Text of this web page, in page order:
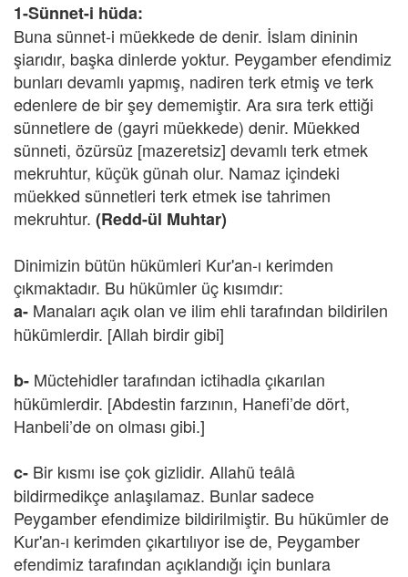
1-Sünnet-i hüda:
Buna sünnet-i müekkede de denir. İslam dininin
şiarıdır, başka dinlerde yoktur. Peygamber efendimiz
bunları devamlı yapmış, nadiren terk etmiş ve terk
edenlere de bir şey dememiştir. Ara sıra terk ettiği
sünnetlere de (gayri müekkede) denir. Müekked
sünneti, özürsüz [mazeretsiz] devamlı terk etmek
mekruhtur, küçük günah olur. Namaz içindeki
müekked sünnetleri terk etmek ise tahrimen
mekruhtur. (Redd-ül Muhtar)
Dinimizin bütün hükümleri Kur'an-ı kerimden
çıkmaktadır. Bu hükümler üç kısımdır:
a- Manaları açık olan ve ilim ehli tarafından bildirilen
hükümlerdir. [Allah birdir gibi]
b- Müctehidler tarafından ictihadla çıkarılan
hükümlerdir. [Abdestin farzının, Hanefi’de dört,
Hanbeli’de on olması gibi.]
c- Bir kısmı ise çok gizlidir. Allahü teâlâ
bildirmedikçe anlaşılamaz. Bunlar sadece
Peygamber efendimize bildirilmiştir. Bu hükümler de
Kur'an-ı kerimden çıkartılıyor ise de, Peygamber
efendimiz tarafından açıklandığı için bunlara